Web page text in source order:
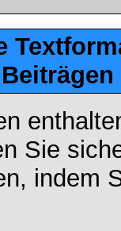
Sie
indem